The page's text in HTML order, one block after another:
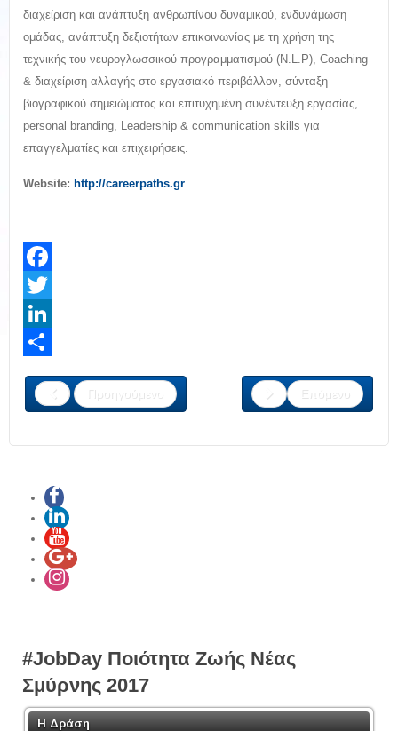
διαχείριση και ανάπτυξη ανθρωπίνου δυναμικού, ενδυνάμωση
ομάδας, ανάπτυξη δεξιοτήτων επικοινωνίας με τη χρήση της
τεχνικής του νευρογλωσσικού προγραμματισμού (N.L.P), Coaching
& διαχείριση αλλαγής στο εργασιακό περιβάλλον, σύνταξη
βιογραφικού σημειώματος και επιτυχημένη συνέντευξη εργασίας,
personal branding, Leadership & communication skills για
επαγγελματίες και επιχειρήσεις.
Website: http://careerpaths.gr
Facebook
Twitter
LinkedIn
Προηγούμενο
Επόμενο
#JobDay Ποιότητα Ζωής Νέας
Σμύρνης 2017
Η Δράση